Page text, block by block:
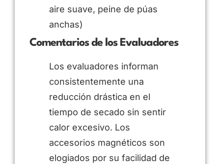
aire suave, peine de púas
anchas)
Comentarios de los Evaluadores
Los evaluadores informan
consistentemente una
reducción drástica en el
tiempo de secado sin sentir
calor excesivo. Los
accesorios magnéticos son
elogiados por su facilidad de